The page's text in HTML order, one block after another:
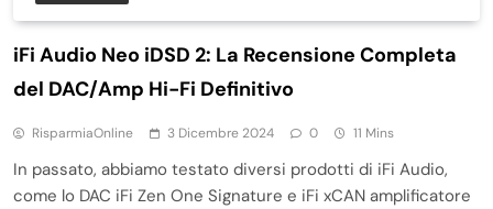
iFi Audio Neo iDSD 2: La Recensione Completa
del DAC/Amp Hi-Fi Definitivo
RisparmiaOnline 3 Dicembre 2024 0 11 Mins
In passato, abbiamo testato diversi prodotti di iFi Audio,
come lo DAC iFi Zen One Signature e iFi xCAN amplificatore